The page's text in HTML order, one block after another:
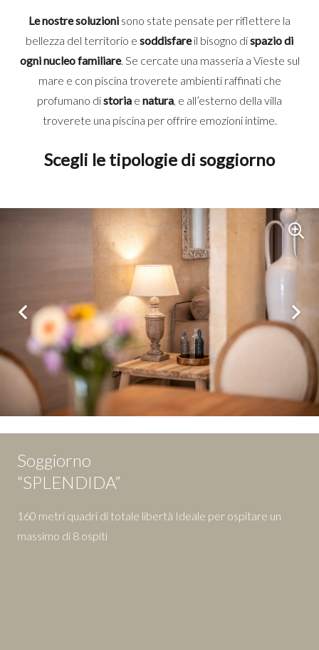
Le nostre soluzioni sono state pensate per riflettere la
bellezza del territorio e soddisfareil bisogno dispazio di
ogni nucleo familiare. Se cercate una masseria a Vieste sul
mare e con piscina troverete ambienti raffinati che
profumano distoria e natura , e all’esterno della villa
troverete una piscina per offrire emozioni intime.
Scegli le tipologie di soggiorno
Soggiorno
“SPLENDIDA”
160 metri quadri di totale libertà Ideale per ospitare un
massimo di 8 ospiti